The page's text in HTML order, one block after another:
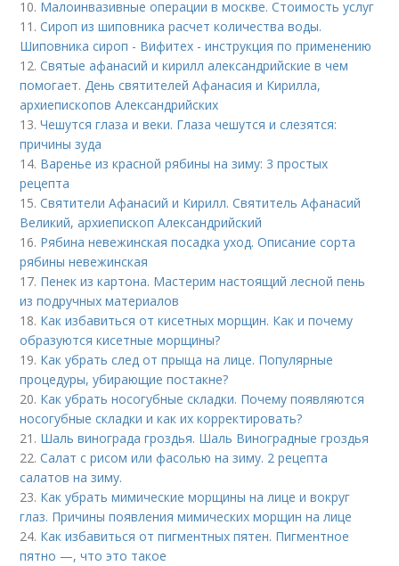
10. Малоинвазивные операции в москве. Стоимость услуг
11.Сироп из шиповника расчет количества воды.
Шиповника сироп - Вифитех - инструкция по применению
12.Святые афанасий и кирилл александрийские в чем
помогает. День святителей Афанасия и Кирилла,
архиепископов Александрийских
13.Чешутся глаза и веки. Глаза чешутся и слезятся:
причины зуда
14. Варенье из красной рябины на зиму: 3 простых
рецепта
15.Святители Афанасий и Кирилл. Святитель Афанасий
Великий, архиепископ Александрийский
16. Рябина невежинская посадка уход. Описание сорта
рябины невежинская
17. Пенек из картона. Мастерим настоящий лесной пень
из подручных материалов
18. Как избавиться от кисетных морщин. Как и почему
образуются кисетные морщины?
19. Как убрать след от прыща на лице. Популярные
процедуры, убирающие постакне?
20. Как убрать носогубные складки. Почему появляются
носогубные складки и как их корректировать?
21. Шаль винограда гроздья. Шаль Виноградные гроздья
22.Салат с рисом или фасолью на зиму. 2 рецепта
салатов на зиму.
23. Как убрать мимические морщины на лице и вокруг
глаз. Причины появления мимических морщин на лице
24. Как избавиться от пигментных пятен. Пигментное
пятно —, что это такое